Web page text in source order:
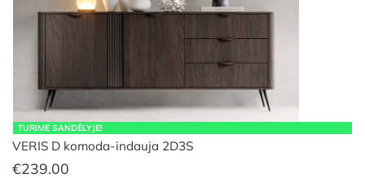
TURIME SANDĖLYJE!
VERIS D komoda-indauja 2D3S
€239.00